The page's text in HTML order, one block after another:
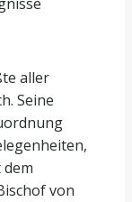
aller
Seine
von